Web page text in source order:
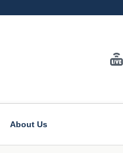
About Us